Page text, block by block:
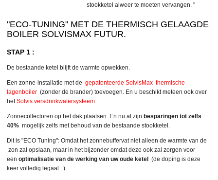
stookketel alweer te moeten vervangen. "
"ECO-TUNING" MET DE THERMISCH GELAAGDE
BOILER SOLVISMAX FUTUR.
STAP 1 :
De bestaande ketel blijft de warmte opwekken.
Een zonne-installatie met degepatenteerde SolvisMax thermische
lagenboiler (zonder de brander) toevoegen. En u beschikt meteen ook over
hetSolvis versdrinkwatersysteem .
Zonnecollectoren op het dak plaatsen. En nu al zijn besparingen tot zelfs
40%mogelijk zelfs met behoud van de bestaande stookketel.
Dit is "ECO Tuning": Omdat het zonnebuffervat niet alleen de warmte van de
zon zal opslaan, maar in het bijzonder omdat deze ook zal zorgen voor
eenoptimalisatie van de werking van uw oude ketel(de doping is deze
keer volledig legaal ..)